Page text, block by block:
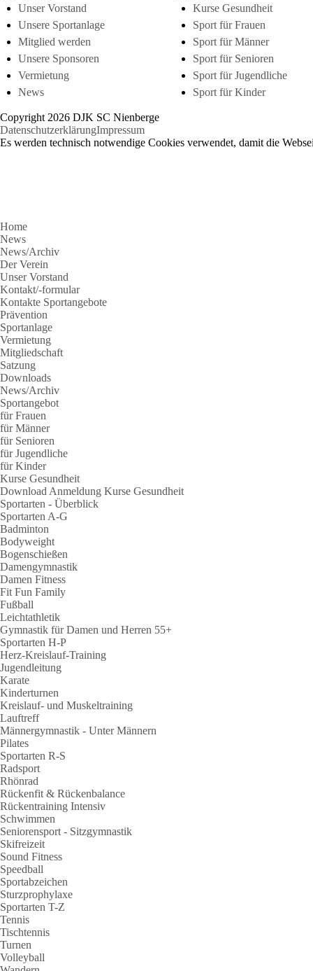
Unser Vorstand
Unsere Sportanlage
Mitglied werden
Unsere Sponsoren
Vermietung
News
Kurse Gesundheit
Sport für Frauen
Sport für Männer
Sport für Senioren
Sport für Jugendliche
Sport für Kinder
Copyright 2026 DJK SC Nienberge
DatenschutzerklärungImpressum
Es werden technisch notwendige Cookies verwendet, damit die
Home
News
News/Archiv
Der Verein
Unser Vorstand
Kontakt/-formular
Kontakte Sportangebote
Prävention
Sportanlage
Vermietung
Mitgliedschaft
Satzung
Downloads
News/Archiv
Sportangebot
für Frauen
für Männer
für Senioren
für Jugendliche
für Kinder
Kurse Gesundheit
Download Anmeldung Kurse Gesundheit
Sportarten - Überblick
Sportarten A-G
Badminton
Bodyweight
Bogenschießen
Damengymnastik
Damen Fitness
Fit Fun Family
Fußball
Leichtathletik
Gymnastik für Damen und Herren 55+
Sportarten H-P
Herz-Kreislauf-Training
Jugendleitung
Karate
Kinderturnen
Kreislauf- und Muskeltraining
Lauftreff
Männergymnastik - Unter Männern
Pilates
Sportarten R-S
Radsport
Rhönrad
Rückenfit & Rückenbalance
Rückentraining Intensiv
Schwimmen
Seniorensport - Sitzgymnastik
Skifreizeit
Sound Fitness
Speedball
Sportabzeichen
Sturzprophylaxe
Sportarten T-Z
Tennis
Tischtennis
Turnen
Volleyball